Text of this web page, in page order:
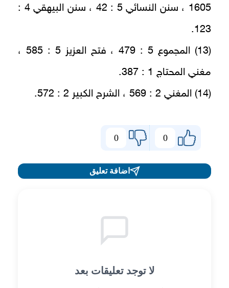
1605 ، سنن النسائي 5 : 42 ، سنن البيهقي 4 :
123.
(13) المجموع 5 : 479 ، فتح العزيز 5 : 585 ،
مغني المحتاج 1 : 387.
(14) المغني 2 : 569 ، الشرح الكبير 2 : 572.
0
0
اضافة تعليق
لا توجد تعليقات بعد